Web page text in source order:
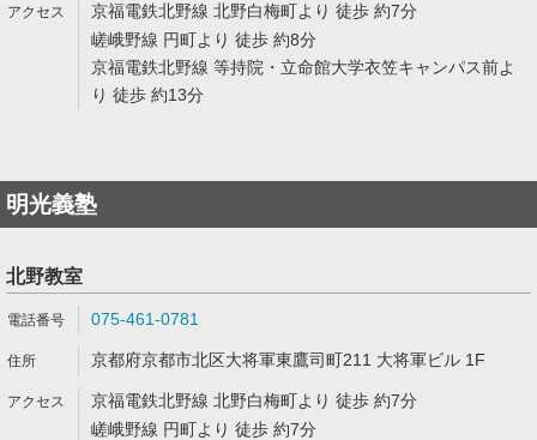
京福電鉄北野線 北野白梅町より 徒歩 約7分
嵯峨野線 円町より 徒歩 約8分
京福電鉄北野線 等持院・立命館大学衣笠キャンパス前よ
り 徒歩 約13分
明光義塾
北野教室
075-461-0781
京都府京都市北区大将軍東鷹司町211 大将軍ビル 1F
京福電鉄北野線 北野白梅町より 徒歩 約7分
嵯峨野線 円町より 徒歩 約7分